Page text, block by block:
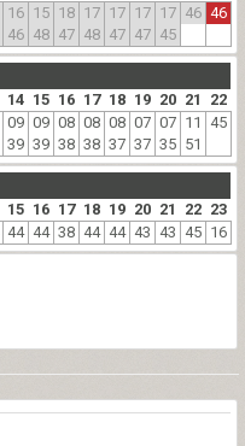
16
46
15
48
18
47
17
48
17
47
17
47
17
45
46 46
14 15 16 17 18 19 20 21 22
09
39
09
39
08
38
08
38
08
37
07
37
07
35
11
51
45
15 16 17 18 19 20 21 22 23
44 44 38 44 44 43 43 45 16